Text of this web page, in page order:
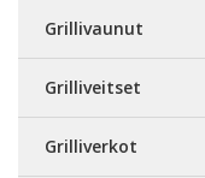
Grillivaunut
Grilliveitset
Grilliverkot